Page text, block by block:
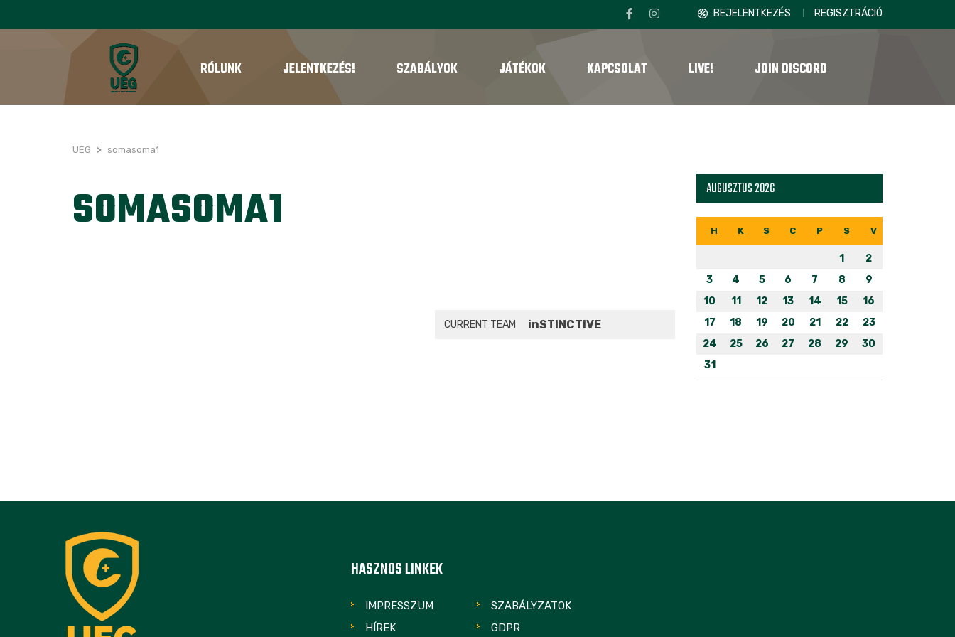
BEJELENTKEZÉS REGISZTRÁCIÓ
RÓLUNK JELENTKEZÉS! SZABÁLYOK JÁTÉKOK KAPCSOLAT LIVE! JOIN DISCORD
UEG > somasoma1
SOMASOMA1
CURRENT TEAM inSTINCTIVE
AUGUSZTUS 2026
H K S C P S V
1
2
3
4 5 6 7 8
9
10
11 12 13 14 15
16
17
18 19 20 21 22
23
24
25 26 27 28 29
30
31
HASZNOS LINKEK
IMPRESSZUM
SZABÁLYZATOK
HÍREK
GDPR